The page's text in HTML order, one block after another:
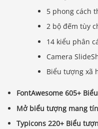
5 phong cách
2 bộ đếm tùy
14 kiểu phân
Camera
Biểu tượng xã
FontAwesome 605+
Mở biểu tượng mang
Typicons 220+ Biểu